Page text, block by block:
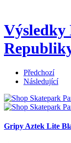
Výsledky
Předchozí
Následující
Gripy Aztek Lite